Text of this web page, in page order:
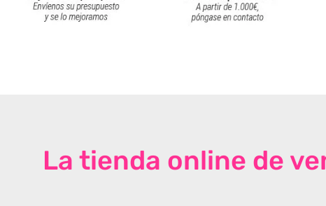
La tienda online de